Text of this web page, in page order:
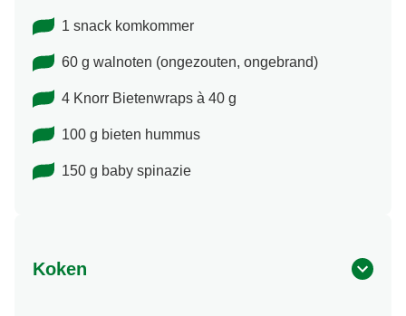
1 snack komkommer
60 g walnoten (ongezouten, ongebrand)
4 Knorr Bietenwraps à 40 g
100 g bieten hummus
150 g baby spinazie
Koken